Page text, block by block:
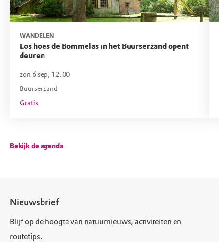
WANDELEN
Los hoes de Bommelas in het Buurserzand opent
deuren
zon 6 sep, 12:00
Buurserzand
Gratis
Bekijk de agenda
Nieuwsbrief
Blijf op de hoogte van natuurnieuws, activiteiten en
routetips.